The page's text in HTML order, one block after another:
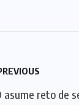
asume reto de